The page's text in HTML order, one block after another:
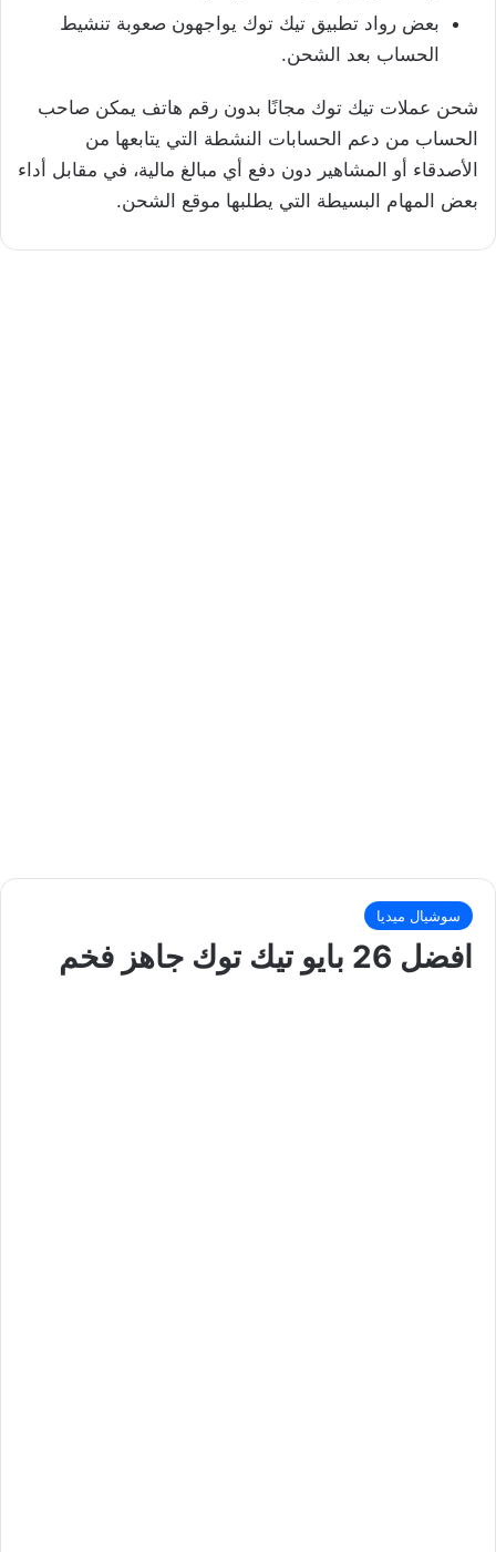
بعض رواد تطبيق تيك توك يواجهون صعوبة تنشيط
الحساب بعد الشحن.
شحن عملات تيك توك مجانًا بدون رقم هاتف يمكن صاحب
الحساب من دعم الحسابات النشطة التي يتابعها من
الأصدقاء أو المشاهير دون دفع أي مبالغ مالية، في مقابل أداء
بعض المهام البسيطة التي يطلبها موقع الشحن.